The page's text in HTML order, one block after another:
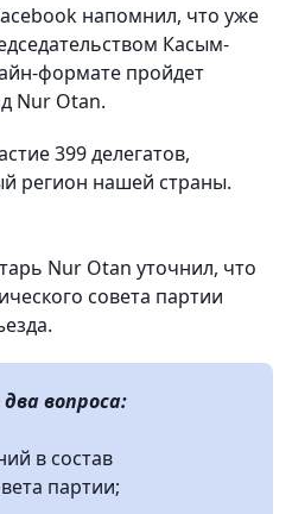
напомнил, что уже
Касым-
формате пройдет
Nur Otan.
399 делегатов,
регион нашей страны.
Nur Otan уточнил, что
совета партии
вопроса:
в состав
партии;